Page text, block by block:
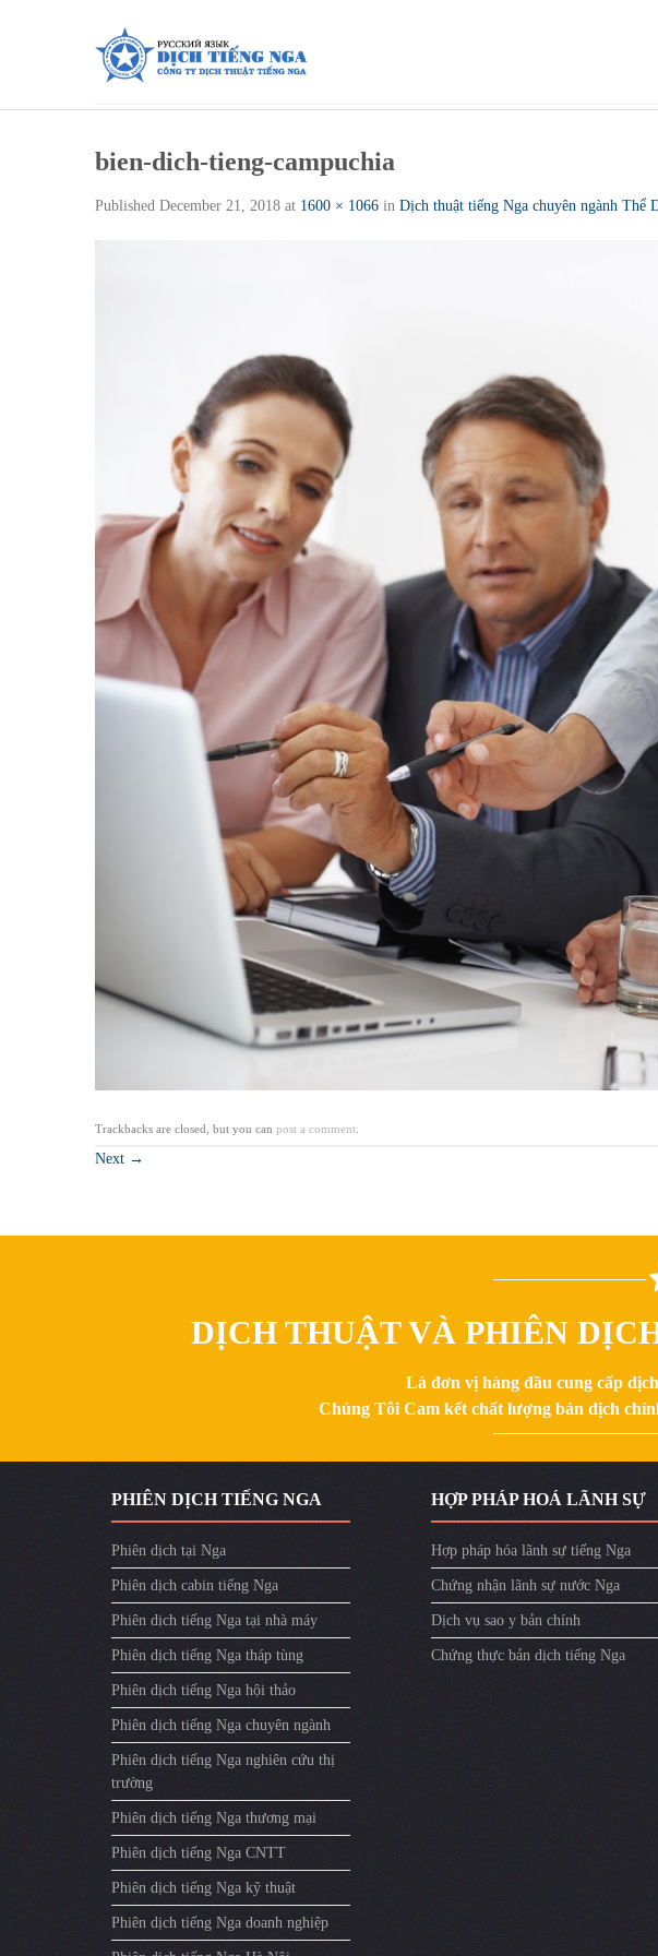
bien-dich-tieng-campuchia
Published December 21, 2018 at 1600 × 1066 in Dịch thuật tiếng Nga chuyên ngành Thể
Trackbacks are closed, but you can post a comment
Next →
DỊCH THUẬT VÀ PHIÊN
Là đơn vị hàng đầu cung cấp
Chúng Tôi Cam kết chất lượng bản dịch
PHIÊN DỊCH TIẾNG NGA
Phiên dịch tại Nga
Phiên dịch cabin tiếng Nga
Phiên dịch tiếng Nga tại nhà máy
Phiên dịch tiếng Nga tháp tùng
Phiên dịch tiếng Nga hội thảo
Phiên dịch tiếng Nga chuyên ngành
Phiên dịch tiếng Nga nghiên cứu thị
trường
Phiên dịch tiếng Nga thương mại
Phiên dịch tiếng Nga CNTT
Phiên dịch tiếng Nga kỹ thuật
Phiên dịch tiếng Nga doanh nghiệp
HỢP PHÁP HOÁ LÃNH SỰ
Hợp pháp hóa lãnh sự tiếng Nga
Chứng nhận lãnh sự nước Nga
Dịch vụ sao y bản chính
Chứng thực bản dịch tiếng Nga